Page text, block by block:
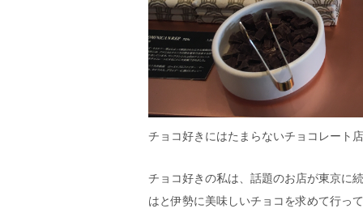
チョコ好きにはたまらないチョコレート店
チョコ好きの私は、話題のお店が東京に
はと伊勢に美味しいチョコを求めて行っ